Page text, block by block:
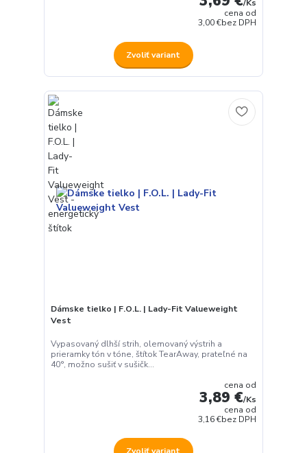
/Ks
cena od
3,00 €bez DPH
Zvoliť variant
Dámske tielko | F.O.L. | Lady-Fit Valueweight
Vest
Vypasovaný dlhší strih, olemovaný výstrih a
prieramky tón v tóne, štítok TearAway, prateľné na
40°, možno sušiť v sušičk...
cena od
3,89 €/Ks
cena od
3,16 €bez DPH